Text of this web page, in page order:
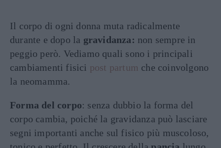
Il corpo di ogni donna muta radicalmente
durante e dopo la gravidanza: non sempre in
peggio però. Vediamo quali sono i principali
cambiamenti fisici post partum che coinvolgono
la neomamma.
Forma del corpo: senza dubbio la forma del
corpo cambia, poiché la gravidanza può lasciare
segni importanti anche sul fisico più muscoloso,